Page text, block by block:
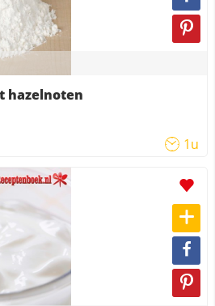
hazelnoten
1u